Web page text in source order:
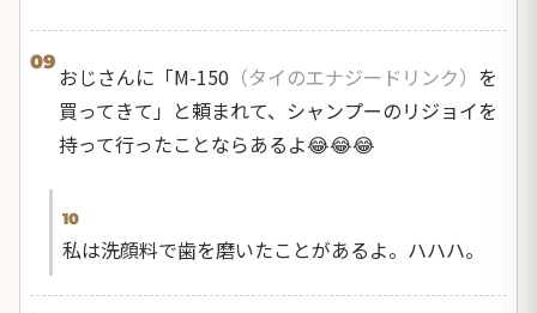
09
おじさんに「M-150 （タイのエナジードリンク） を
買ってきて」と頼まれて、シャンプーのリジョイを
持って行ったことならあるよ😂😂😂
10
私は洗顔料で歯を磨いたことがあるよ。ハハハ。